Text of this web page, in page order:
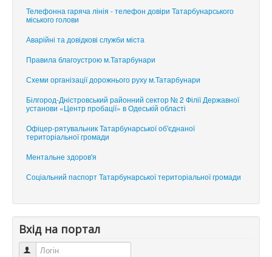
Телефонна гаряча лінія - телефон довіри Татарбунарського
міського голови
Аварійні та довідкові служби міста
Правила благоустрою м.Татарбунари
Схеми організації дорожнього руху м.Татарбунари
Білгород-Дністровський районний сектор № 2 Філії Державної
установи «Центр пробації» в Одеській області
Офіцер-рятувальник Татарбунарської об'єднаної
територіальної громади
Ментальне здоров'я
Соціальний паспорт Татарбунарської територіальної громади
Вхід на портал
Логін